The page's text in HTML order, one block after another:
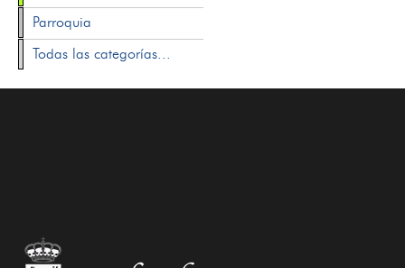
Parroquia
Todas las categorías...